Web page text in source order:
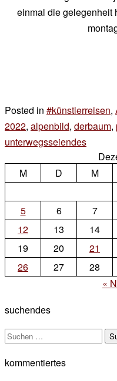
einmal die gelegenheit
Posted in #künstlerreisen,
2022, alpenbild, derbaum,
unterwegsseiendes
das
zum
montag
–
M
D M
5
6 7
12
13 14
19
20 21
26
27 28
«
suchendes
Suchen
kommentiertes